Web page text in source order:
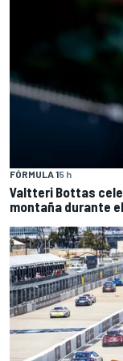
FÓRMULA 15 h
Valtteri Bottas
montaña durante